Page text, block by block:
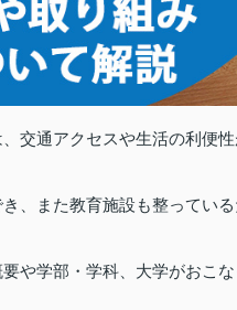
交通アクセスや生活の利便
、また教育施設も整ってい
や学部・学科、大学がおこ